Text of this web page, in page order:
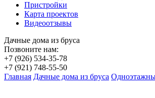
Пристройки
Карта проектов
Видеоотзывы
Дачные дома из бруса
Позвоните нам:
+7 (926) 534-35-78
+7 (921) 748-55-50
Главная Дачные дома из бруса